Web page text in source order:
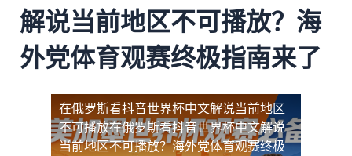
解说当前地区不可播放？海
外党体育观赛终极指南来了
在俄罗斯看抖音世界杯中文解说当前地区
不可播放在俄罗斯看抖音世界杯中文解说
当前地区不可播放？海外党体育观赛终极